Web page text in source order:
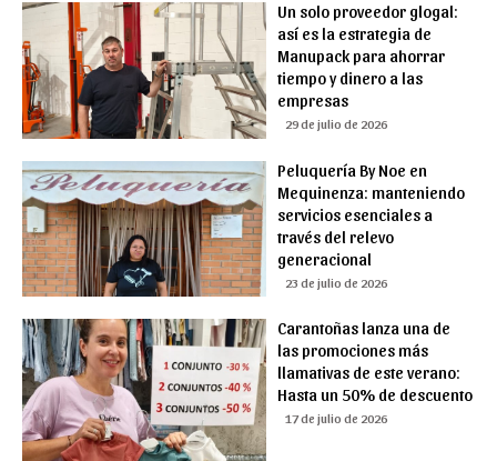
Un solo proveedor glogal:
así es la estrategia de
Manupack para ahorrar
tiempo y dinero a las
empresas
29 de julio de 2026
Peluquería By Noe en
Mequinenza: manteniendo
servicios esenciales a
través del relevo
generacional
23 de julio de 2026
Carantoñas lanza una de
las promociones más
llamativas de este verano:
Hasta un 50% de descuento
17 de julio de 2026